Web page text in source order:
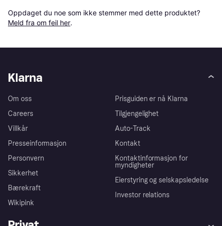
Oppdaget du noe som ikke stemmer med dette produktet?
Meld fra om feil her.
Klarna
Om oss
Careers
Villkår
Presseinformasjon
Personvern
Sikkerhet
Bærekraft
Wikipink
Prisguiden er nå Klarna
Tilgjengelighet
Auto-Track
Kontakt
Kontaktinformasjon for
myndigheter
Eierstyring og selskapsledelse
Investor relations